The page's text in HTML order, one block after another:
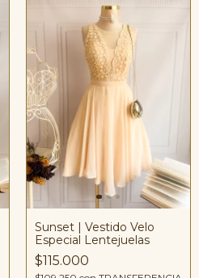
Sunset | Vestido Velo
Especial Lentejuelas
$115.000